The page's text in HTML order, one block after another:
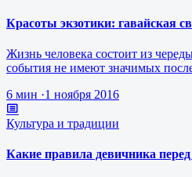
Красоты экзотики: гавайская
Жизнь человека состоит из
события не имеют значимых
6 мин ·1 ноября 2016
Культура и традиции
Какие правила девичника перед